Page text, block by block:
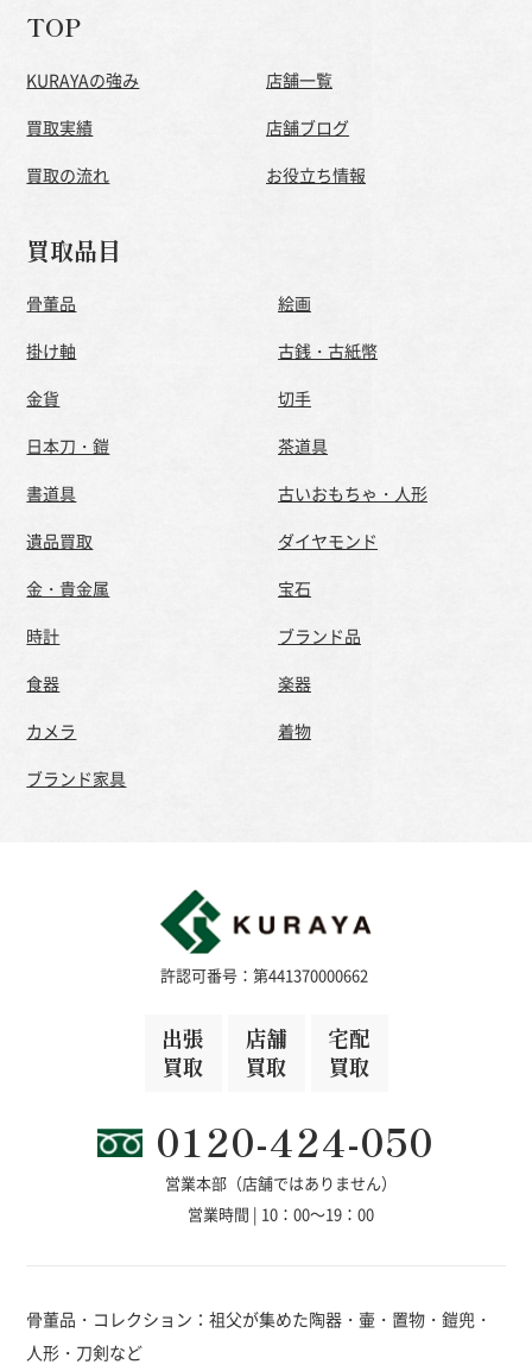
TOP
KURAYAの強み
買取実績
買取の流れ
店舗一覧
店舗ブログ
お役立ち情報
買取品目
骨董品
絵画
掛け軸
古銭・古紙幣
金貨
切手
日本刀・鎧
茶道具
書道具
古いおもちゃ・人形
遺品買取
ダイヤモンド
金・貴金属
宝石
時計
ブランド品
食器
楽器
カメラ
着物
ブランド家具
許認可番号：第441370000662
出張
買取
店舗
買取
宅配
買取
0120-424-050
営業本部（店舗ではありません）
営業時間 | 10：00～19：00
骨董品・コレクション：祖父が集めた陶器・壷・置物・鎧兜・
人形・刀剣など